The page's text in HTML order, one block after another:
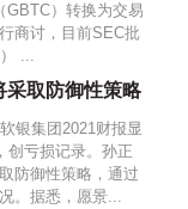
GBTC）转换为交易
商讨，目前SEC批
...
采取防御性策略
银集团2021财报显
创亏损记录。孙正
防御性策略，通过
。据悉，愿景...